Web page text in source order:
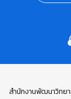
สำนักงานพัฒนาวิทยา